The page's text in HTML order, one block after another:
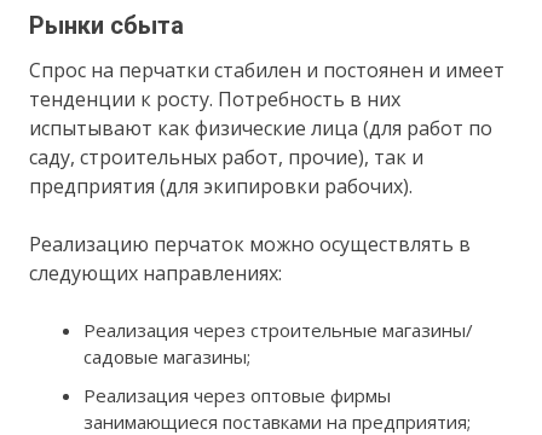
Рынки сбыта
Спрос на перчатки стабилен и постоянен и имеет
тенденции к росту. Потребность в них
испытывают как физические лица (для работ по
саду, строительных работ, прочие), так и
предприятия (для экипировки рабочих).
Реализацию перчаток можно осуществлять в
следующих направлениях:
Реализация через строительные магазины/
садовые магазины;
Реализация через оптовые фирмы
занимающиеся поставками на предприятия;